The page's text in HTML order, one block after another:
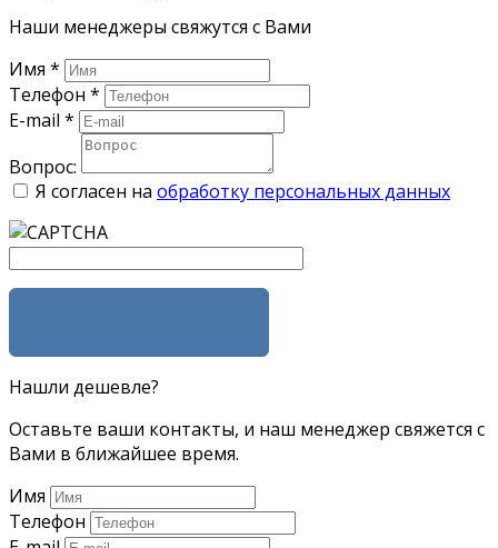
Наши менеджеры свяжутся с Вами
Имя *
Телефон *
E-mail *
Вопрос:
Я согласен на обработку персональных данных
Нашли дешевле?
Оставьте ваши контакты, и наш менеджер свяжется с
Вами в ближайшее время.
Имя
Телефон